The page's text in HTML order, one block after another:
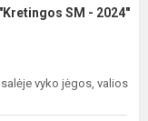
SM - 2024"
vyko jėgos, valios